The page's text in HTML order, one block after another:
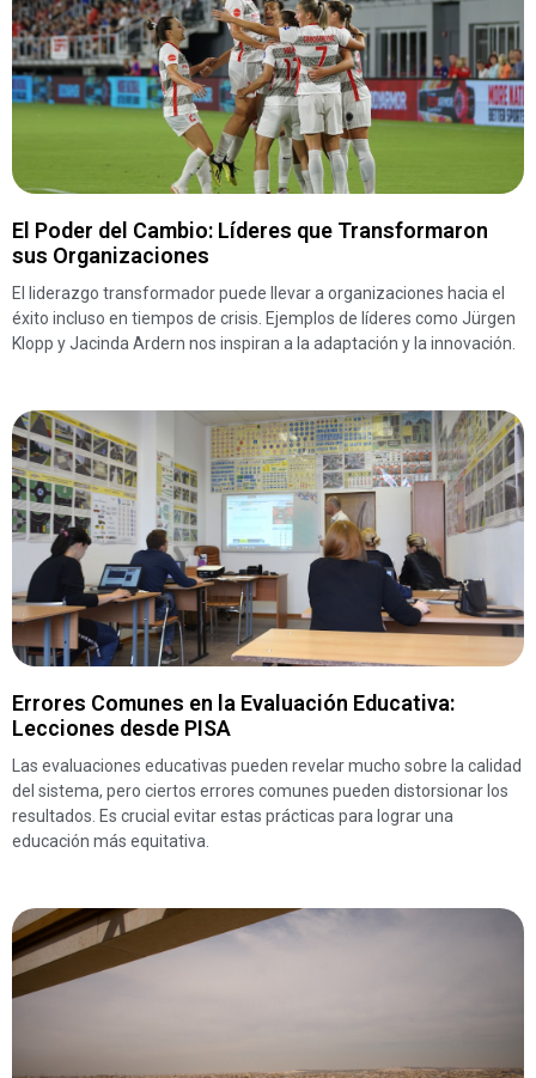
El Poder del Cambio: Líderes que Transformaron
sus Organizaciones
El liderazgo transformador puede llevar a organizaciones hacia el
éxito incluso en tiempos de crisis. Ejemplos de líderes como Jürgen
Klopp y Jacinda Ardern nos inspiran a la adaptación y la innovación.
Errores Comunes en la Evaluación Educativa:
Lecciones desde PISA
Las evaluaciones educativas pueden revelar mucho sobre la calidad
del sistema, pero ciertos errores comunes pueden distorsionar los
resultados. Es crucial evitar estas prácticas para lograr una
educación más equitativa.